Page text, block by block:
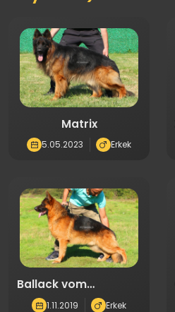
Matrix
5.05.2023 Erkek
Ballack vom
Externstein(5996)
1.11.2019 Erkek